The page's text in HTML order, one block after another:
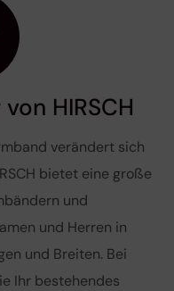
HIRSCH
verändert sich
bietet eine große
und
und Herren in
und Breiten. Bei
Ihr bestehendes